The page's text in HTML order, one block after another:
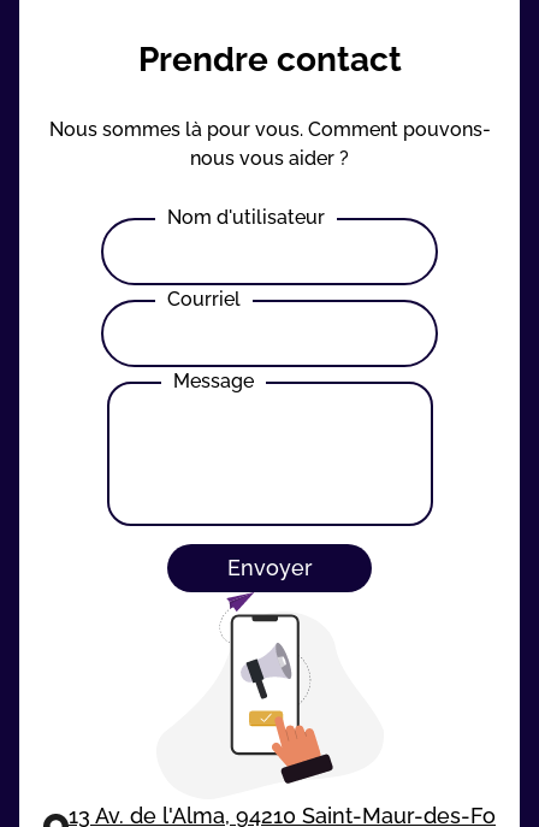
Prendre contact
Nous sommes là pour vous. Comment pouvons-
nous vous aider ?
Nom d'utilisateur
Courriel
Message
Envoyer
13 Av. de l'Alma, 94210 Saint-Maur-des-Fo